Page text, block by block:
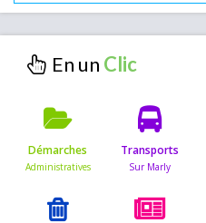
En un
Démarches Transports